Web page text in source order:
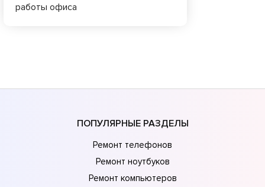
работы офиса
ПОПУЛЯРНЫЕ РАЗДЕЛЫ
Ремонт телефонов
Ремонт ноутбуков
Ремонт компьютеров